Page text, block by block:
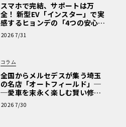
スマホで完結、サポートは万
全！ 新型EV「インスター」で実
感するヒョンデの「4つの安心」
【第1回・ヒョンデ6つの疑問：
Why? Hyundai?】〈PR〉
2026 7/31
コラム
全国からメルセデスが集う埼玉
の名店「オートフィールド」─
─愛車を末永く楽しむ賢い修理
術と、プロがフックス製オイル
を選ぶ理由〈PR〉
2026 7/30